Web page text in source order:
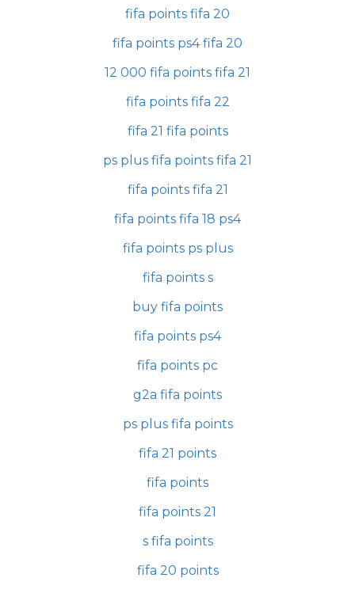
fifa points fifa 20
fifa points ps4 fifa 20
12 000 fifa points fifa 21
fifa points fifa 22
fifa 21 fifa points
ps plus fifa points fifa 21
fifa points fifa 21
fifa points fifa 18 ps4
fifa points ps plus
fifa points s
buy fifa points
fifa points ps4
fifa points pc
g2a fifa points
ps plus fifa points
fifa 21 points
fifa points
fifa points 21
s fifa points
fifa 20 points